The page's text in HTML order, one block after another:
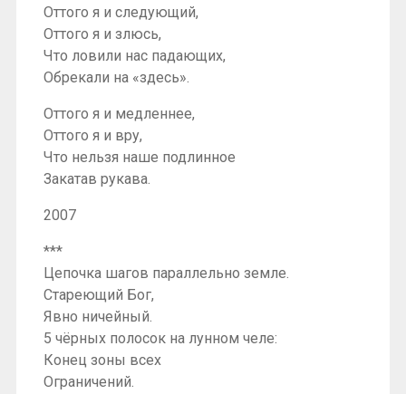
Оттого я и следующий,
Оттого я и злюсь,
Что ловили нас падающих,
Обрекали на «здесь».
Оттого я и медленнее,
Оттого я и вру,
Что нельзя наше подлинное
Закатав рукава.
2007
***
Цепочка шагов параллельно земле.
Стареющий Бог,
Явно ничейный.
5 чёрных полосок на лунном челе:
Конец зоны всех
Ограничений.